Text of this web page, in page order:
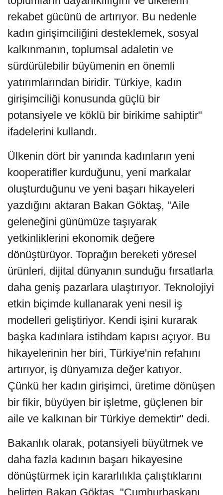
rekabet gücünü de artırıyor. Bu nedenle
kadın girişimciliğini desteklemek, sosyal
kalkınmanın, toplumsal adaletin ve
sürdürülebilir büyümenin en önemli
yatırımlarından biridir. Türkiye, kadın
girişimciliği konusunda güçlü bir
potansiyele ve köklü bir birikime sahiptir"
ifadelerini kullandı.
Ülkenin dört bir yanında kadınların yeni
kooperatifler kurduğunu, yeni markalar
oluşturduğunu ve yeni başarı hikayeleri
yazdığını aktaran Bakan Göktaş, "Aile
geleneğini günümüze taşıyarak
yetkinliklerini ekonomik değere
dönüştürüyor. Toprağın bereketi yöresel
ürünleri, dijital dünyanın sunduğu fırsatlarla
daha geniş pazarlara ulaştırıyor. Teknolojiyi
etkin biçimde kullanarak yeni nesil iş
modelleri geliştiriyor. Kendi işini kurarak
başka kadınlara istihdam kapısı açıyor. Bu
hikayelerinin her biri, Türkiye'nin refahını
artırıyor, iş dünyamıza değer katıyor.
Çünkü her kadın girişimci, üretime dönüşen
bir fikir, büyüyen bir işletme, güçlenen bir
aile ve kalkınan bir Türkiye demektir" dedi.
Bakanlık olarak, potansiyeli büyütmek ve
daha fazla kadının başarı hikayesine
dönüştürmek için kararlılıkla çalıştıklarını
belirten Bakan Göktaş, "Cumhurbaşkanı